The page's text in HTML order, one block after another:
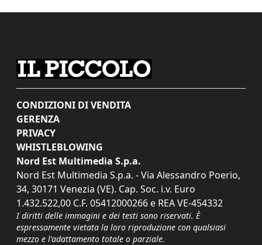
CONDIZIONI DI VENDITA
GERENZA
PRIVACY
WHISTLEBLOWING
Nord Est Multimedia S.p.a.
Nord Est Multimedia S.p.a. - Via Alessandro Poerio,
34, 30171 Venezia (VE). Cap. Soc. i.v. Euro
1.432.522,00 C.F. 05412000266 e REA VE-454332
I diritti delle immagini e dei testi sono riservati. È
espressamente vietata la loro riproduzione con qualsiasi
mezzo e l'adattamento totale o parziale.